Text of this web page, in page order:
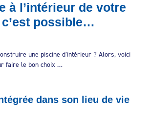
à l’intérieur de votre
possible…
une piscine d’intérieur ? Alors, voici
faire le bon choix …
dans son lieu de vie